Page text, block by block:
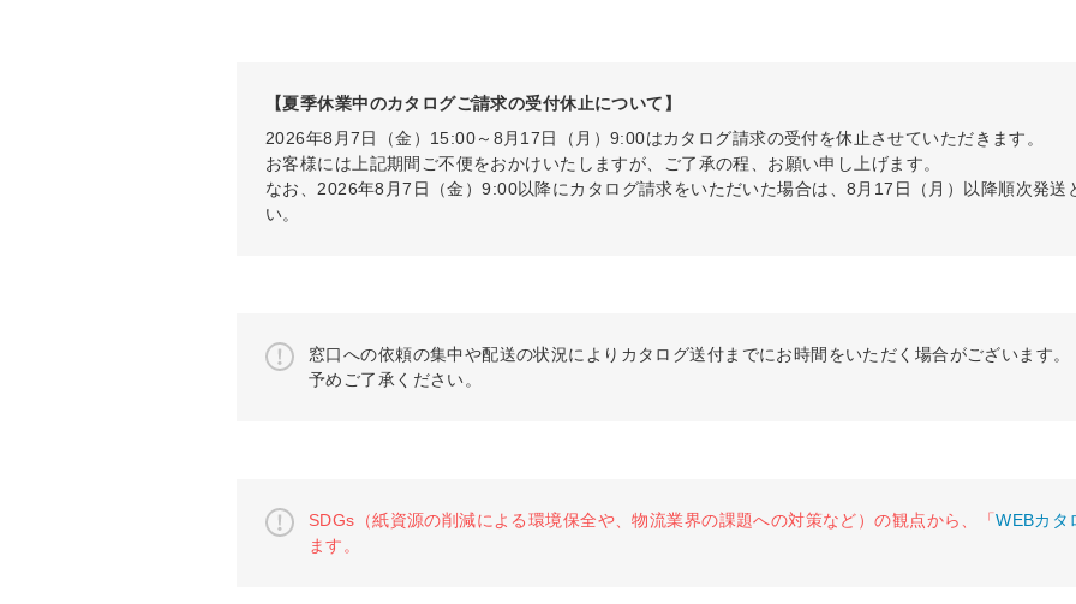
【夏季休業中のカタログご請求の受付休止について】
2026年8月7日（金）15:00～8月17日（月）9:00はカタログ請求の受付を休止させていただきます。
お客様には上記期間ご不便をおかけいたしますが、ご了承の程、お願い申し上げます。
なお、2026年8月7日（金）9:00以降にカタログ請求をいただいた場合は、8月17日（月）以降順次発送
い。
窓口への依頼の集中や配送の状況によりカタログ送付までにお時間をいただく場合がございます。
予めご了承ください。
SDGs（紙資源の削減による環境保全や、物流業界の課題への対策など）の観点から、「WEBカタ
ます。